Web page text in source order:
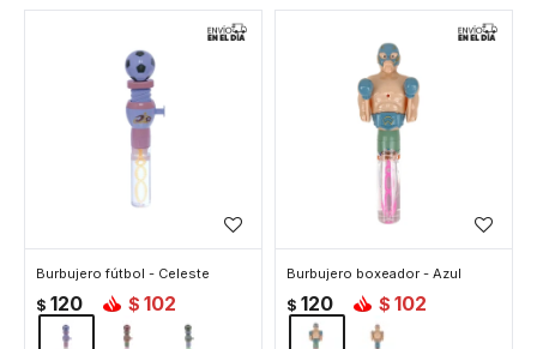
Burbujero fútbol - Celeste
$ 120 $ 102
Burbujero boxeador - Azul
$ 120 $ 102